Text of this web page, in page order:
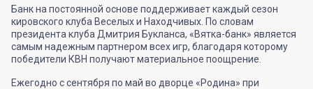
Банк на постоянной основе поддерживает каждый сезон
кировского клуба Веселых и Находчивых. По словам
президента клуба Дмитрия Букланса, «Вятка-банк» является
самым надежным партнером всех игр, благодаря которому
победители КВН получают материальное поощрение.
Ежегодно с сентября по май во дворце «Родина» при